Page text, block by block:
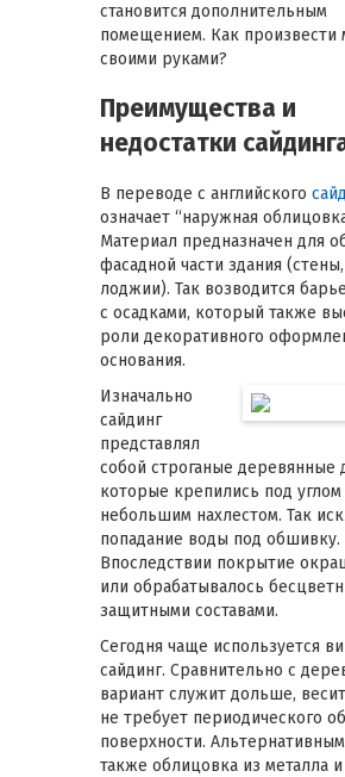
становится дополнительным
помещением. Как произвести
своими руками?
Преимущества и
недостатки
В переводе с английского
означает “наружная
Материал предназначен для
фасадной части здания
лоджии). Так возводится
с осадками, который также
роли декоративного
основания.
Изначально
сайдинг
представлял
собой строганые деревянные
которые крепились под углом
небольшим нахлестом. Так
попадание воды под обшивку.
Впоследствии покрытие
или обрабатывалось
защитными составами.
Сегодня чаще используется
сайдинг. Сравнительно с
вариант служит дольше,
не требует периодического
поверхности.
также облицовка из металла и